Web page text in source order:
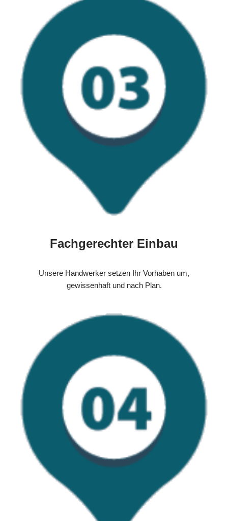
Fachgerechter Einbau
Unsere Handwerker setzen Ihr Vorhaben um,
gewissenhaft und nach Plan.